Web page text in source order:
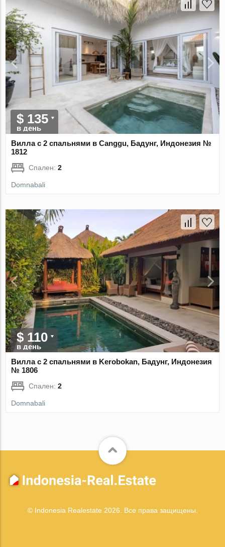
$ 135
в день
Вилла с 2 спальнями в Canggu, Бадунг, Индонезия №
1812
Спален:2
Domnabali
$ 110
в день
Вилла с 2 спальнями в Kerobokan, Бадунг, Индонезия
№ 1806
Спален:2
Domnabali
© Indonesia Realestate 2026. Все права защищены.